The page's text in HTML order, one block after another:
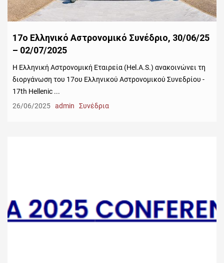
17ο Ελληνικό Αστρονομικό Συνέδριο, 30/06/25
– 02/07/2025
Η Ελληνική Αστρονομική Εταιρεία (Hel.A.S.) ανακοινώνει τη
διοργάνωση του 17ου Ελληνικού Αστρονομικού Συνεδρίου -
17th Hellenic ...
26/06/2025 admin Συνέδρια